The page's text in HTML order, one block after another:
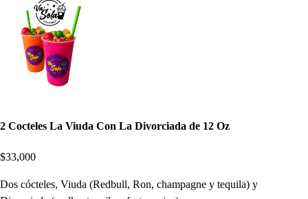
2 Cocteles La Viuda Con La Divorciada de 12 Oz
$33,000
Dos cócteles, Viuda (Redbull, Ron, champagne y tequila) y